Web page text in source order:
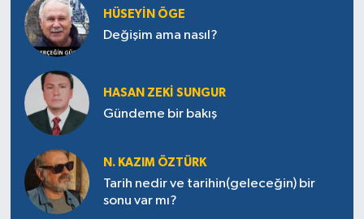
HÜSEYIN ÖGE
Değişim ama nasıl?
HASAN ZEKI SUNGUR
Gündeme bir bakış
N. KAZIM ÖZTÜRK
Tarih nedir ve tarihin(geleceğin) bir
sonu var mı?